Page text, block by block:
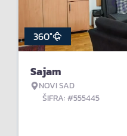
360°
Sajam
NOVI SAD
ŠIFRA: #555445